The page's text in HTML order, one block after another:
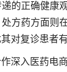
的正确健康
方药方面则
对复诊患者
深入医药电商